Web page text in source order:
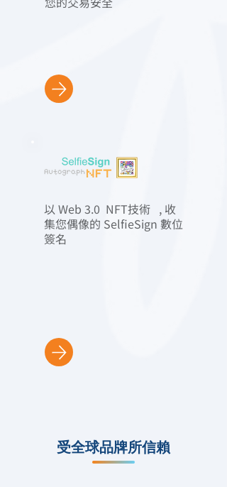
以 Web 3.0 NFT技術 , 收
集您偶像的 SelfieSign 數位
簽名
受全球品牌所信賴